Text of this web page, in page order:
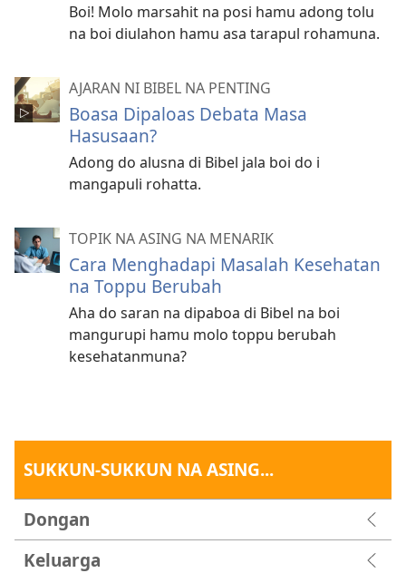
Boi! Molo marsahit na posi hamu adong tolu
na boi diulahon hamu asa tarapul rohamuna.
AJARAN NI BIBEL NA PENTING
Boasa Dipaloas Debata Masa
Hasusaan?
Adong do alusna di Bibel jala boi do i
mangapuli rohatta.
TOPIK NA ASING NA MENARIK
Cara Menghadapi Masalah Kesehatan
na Toppu Berubah
Aha do saran na dipaboa di Bibel na boi
mangurupi hamu molo toppu berubah
kesehatanmuna?
SUKKUN-SUKKUN NA ASING...
Dongan
Keluarga